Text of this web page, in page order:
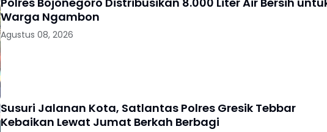
Warga Ngambon
Agustus 08, 2026
Susuri Jalanan Kota, Satlantas Polres Gresik Tebbar
Kebaikan Lewat Jumat Berkah Berbagi